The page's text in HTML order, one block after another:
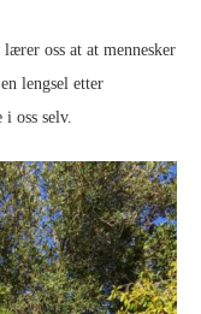
oss at at mennesker
lengsel etter
i oss selv.